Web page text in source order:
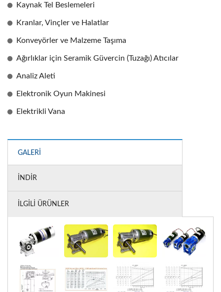
Kaynak Tel Beslemeleri
Kranlar, Vinçler ve Halatlar
Konveyörler ve Malzeme Taşıma
Ağırlıklar için Seramik Güvercin (Tuzağı) Atıcılar
Analiz Aleti
Elektronik Oyun Makinesi
Elektrikli Vana
GALERI
İNDIR
İLGILI ÜRÜNLER